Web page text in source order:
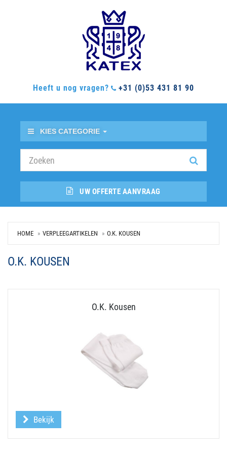
Heeft u nog vragen? +31 (0)53 431 81 90
KIES CATEGORIE
UW OFFERTE AANVRAAG
HOME VERPLEEGARTIKELEN O.K. KOUSEN
O.K. KOUSEN
O.K. Kousen
Bekijk